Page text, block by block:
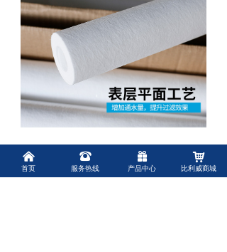
03 无纤维脱落
낀
首页
뀰
服务热线
끣
产品中心
낙
比利威商城